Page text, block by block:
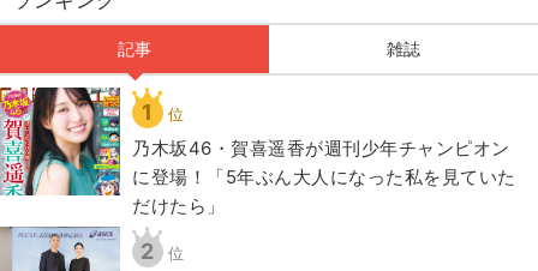
記事 雑誌
1 位
乃木坂46・賀喜遥香が週刊少年チャンピオン
に登場！「5年ぶん大人になった私を見ていた
だけたら」
2 位